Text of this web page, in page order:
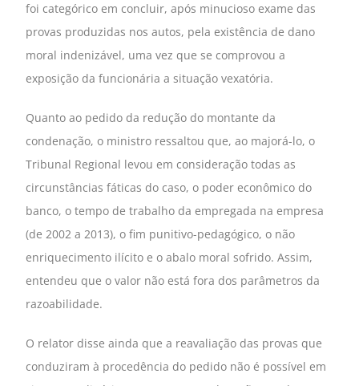
foi categórico em concluir, após minucioso exame das
provas produzidas nos autos, pela existência de dano
moral indenizável, uma vez que se comprovou a
exposição da funcionária a situação vexatória.
Quanto ao pedido da redução do montante da
condenação, o ministro ressaltou que, ao majorá-lo, o
Tribunal Regional levou em consideração todas as
circunstâncias fáticas do caso, o poder econômico do
banco, o tempo de trabalho da empregada na empresa
(de 2002 a 2013), o fim punitivo-pedagógico, o não
enriquecimento ilícito e o abalo moral sofrido. Assim,
entendeu que o valor não está fora dos parâmetros da
razoabilidade.
O relator disse ainda que a reavaliação das provas que
conduziram à procedência do pedido não é possível em